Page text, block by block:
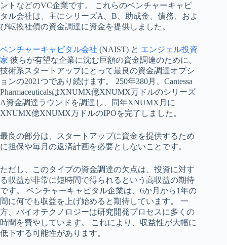
ントなどのVC企業です。 これらのベンチャーキャピ
タル会社は、主にシリーズA、B、助成金、債務、およ
び転換社債の資金調達に資金を提供しました。
ベンチャーキャピタル会社 (NAIST) と エンジェル投資
家 彼らが有望な企業に沈む巨額の資金調達のために、
技術系スタートアップにとって最良の資金調達オプシ
ョンの2021つであり続けます。 250年380月、Cantessa
PharmaceuticalsはXNUMX億XNUMX万ドルのシリーズ
A資金調達ラウンドを調達し、同年XNUMX月に
XNUMX億XNUMX万ドルのIPOを完了しました。
最良の部分は、スタートアップに資金を提供するため
に担保や毎月の返済計画を必要としないことです。
ただし、このタイプの資金調達の欠点は、投資に対す
る収益が非常に短時間で得られるという高収益の期待
です。 ベンチャーキャピタル企業は、6か月から1年の
間に何でも収益を上げ始めると期待しています。 一
方、バイオテクノロジーは研究開発プロセスに多くの
時間を費やしています。 これにより、収益性が大幅に
低下する可能性があります。